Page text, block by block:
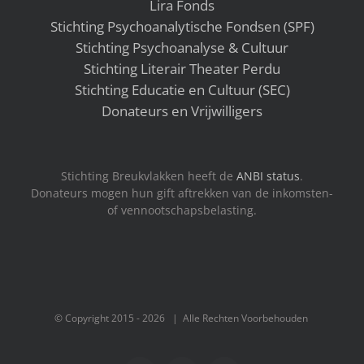
Lira Fonds
Stichting Psychoanalytische Fondsen (SPF)
Stichting Psychoanalyse & Cultuur
Stichting Literair Theater Perdu
Stichting Educatie en Cultuur (SEC)
Donateurs en Vrijwilligers
Stichting Breukvlakken heeft de ANBI status.
Donateurs mogen hun gift aftrekken van de inkomsten-
of vennootschapsbelasting.
© Copyright 2015 -2026 | Alle Rechten Voorbehouden